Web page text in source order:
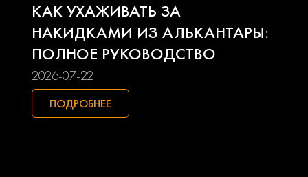
Seat Skoda
Smart Ssangyong
Subaru
КАК УХАЖИВАТЬ ЗА
НАКИДКАМИ ИЗ АЛЬКАНТАРЫ:
ПОЛНОЕ РУКОВОДСТВО
2026-07-22
ПОДРОБНЕЕ